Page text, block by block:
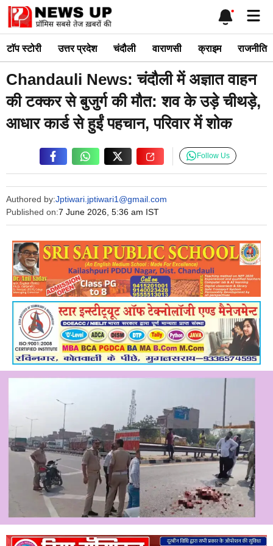
Skip
content
टाॅप स्टोरी उत्तर प्रदेश चंदौली वाराणसी क्राइम राजनीति
Chandauli News: चंदौली में अज्ञात वाहन
की टक्कर से बुजुर्ग की मौत: शव के उड़े चीथड़े,
आधार कार्ड से हुईं पहचान, परिवार में शोक
Authored by:Jptiwari.jptiwari1@gmail.com
Published on:7 June 2026, 5:36 am IST
Follow Us